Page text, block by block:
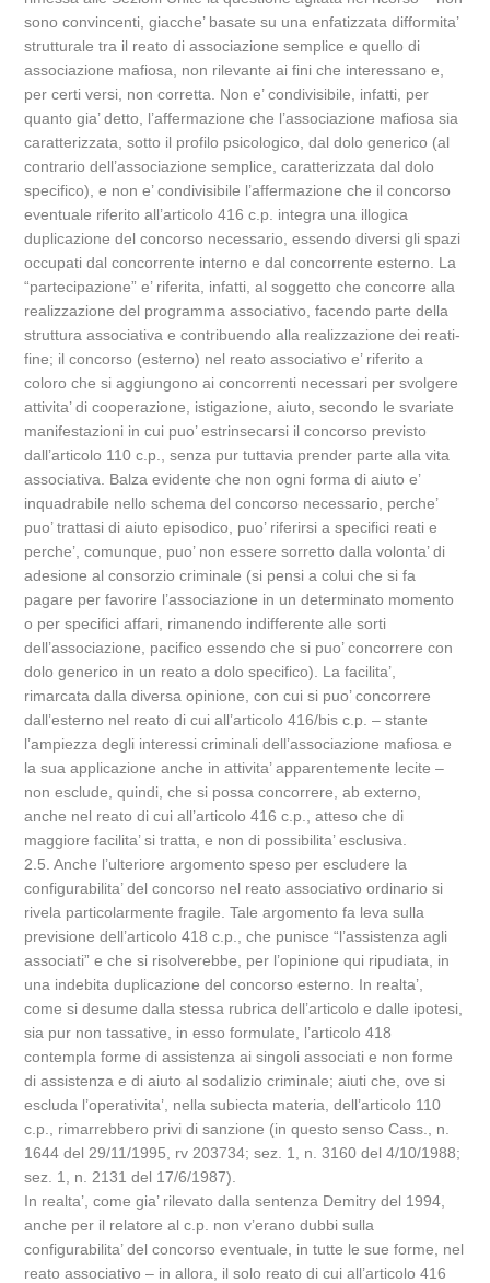
sono convincenti, giacche’ basate su una enfatizzata difformita’
strutturale tra il reato di associazione semplice e quello di
associazione mafiosa, non rilevante ai fini che interessano e,
per certi versi, non corretta. Non e’ condivisibile, infatti, per
quanto gia’ detto, l’affermazione che l’associazione mafiosa sia
caratterizzata, sotto il profilo psicologico, dal dolo generico (al
contrario dell’associazione semplice, caratterizzata dal dolo
specifico), e non e’ condivisibile l’affermazione che il concorso
eventuale riferito all’articolo 416 c.p. integra una illogica
duplicazione del concorso necessario, essendo diversi gli spazi
occupati dal concorrente interno e dal concorrente esterno. La
“partecipazione” e’ riferita, infatti, al soggetto che concorre alla
realizzazione del programma associativo, facendo parte della
struttura associativa e contribuendo alla realizzazione dei reati-
fine; il concorso (esterno) nel reato associativo e’ riferito a
coloro che si aggiungono ai concorrenti necessari per svolgere
attivita’ di cooperazione, istigazione, aiuto, secondo le svariate
manifestazioni in cui puo’ estrinsecarsi il concorso previsto
dall’articolo 110 c.p., senza pur tuttavia prender parte alla vita
associativa. Balza evidente che non ogni forma di aiuto e’
inquadrabile nello schema del concorso necessario, perche’
puo’ trattasi di aiuto episodico, puo’ riferirsi a specifici reati e
perche’, comunque, puo’ non essere sorretto dalla volonta’ di
adesione al consorzio criminale (si pensi a colui che si fa
pagare per favorire l’associazione in un determinato momento
o per specifici affari, rimanendo indifferente alle sorti
dell’associazione, pacifico essendo che si puo’ concorrere con
dolo generico in un reato a dolo specifico). La facilita’,
rimarcata dalla diversa opinione, con cui si puo’ concorrere
dall’esterno nel reato di cui all’articolo 416/bis c.p. – stante
l’ampiezza degli interessi criminali dell’associazione mafiosa e
la sua applicazione anche in attivita’ apparentemente lecite –
non esclude, quindi, che si possa concorrere, ab externo,
anche nel reato di cui all’articolo 416 c.p., atteso che di
maggiore facilita’ si tratta, e non di possibilita’ esclusiva.
2.5. Anche l’ulteriore argomento speso per escludere la
configurabilita’ del concorso nel reato associativo ordinario si
rivela particolarmente fragile. Tale argomento fa leva sulla
previsione dell’articolo 418 c.p., che punisce “l’assistenza agli
associati” e che si risolverebbe, per l’opinione qui ripudiata, in
una indebita duplicazione del concorso esterno. In realta’,
come si desume dalla stessa rubrica dell’articolo e dalle ipotesi,
sia pur non tassative, in esso formulate, l’articolo 418
contempla forme di assistenza ai singoli associati e non forme
di assistenza e di aiuto al sodalizio criminale; aiuti che, ove si
escluda l’operativita’, nella subiecta materia, dell’articolo 110
c.p., rimarrebbero privi di sanzione (in questo senso Cass., n.
1644 del 29/11/1995, rv 203734; sez. 1, n. 3160 del 4/10/1988;
sez. 1, n. 2131 del 17/6/1987).
In realta’, come gia’ rilevato dalla sentenza Demitry del 1994,
anche per il relatore al c.p. non v’erano dubbi sulla
configurabilita’ del concorso eventuale, in tutte le sue forme, nel
reato associativo – in allora, il solo reato di cui all’articolo 416